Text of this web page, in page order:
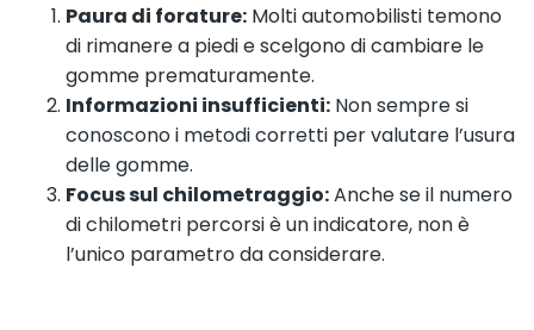
Paura di forature: Molti automobilisti temono
di rimanere a piedi e scelgono di cambiare le
gomme prematuramente.
Informazioni insufficienti: Non sempre si
conoscono i metodi corretti per valutare l’usura
delle gomme.
Focus sul chilometraggio:Anche se il numero
di chilometri percorsi è un indicatore, non è
l’unico parametro da considerare.